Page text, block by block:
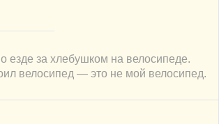
езде за хлебушком на велосипеде.
велосипед — это не мой велосипед.